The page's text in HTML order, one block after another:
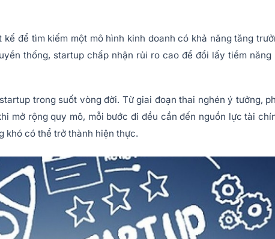
để tìm kiếm một mô hình kinh doanh có khả năng tăng
thống, startup chấp nhận rủi ro cao để đổi lấy tiềm năng
trong suốt vòng đời. Từ giai đoạn thai nghén ý tưởng,
mở rộng quy mô, mỗi bước đi đều cần đến nguồn lực tài
khó có thể trở thành hiện thực.